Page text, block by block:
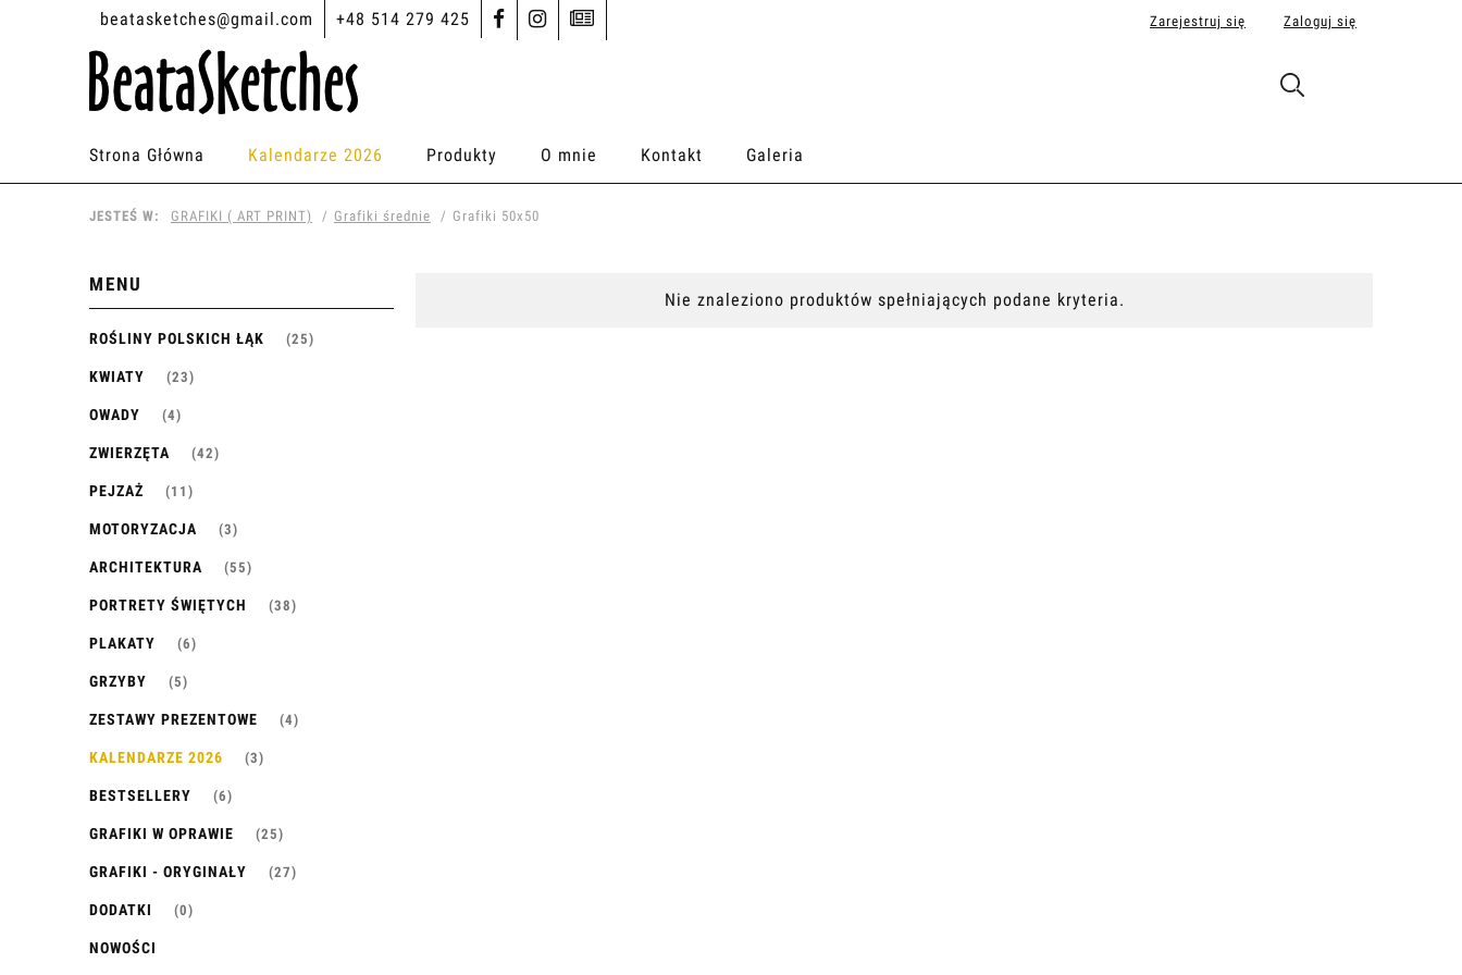
beatasketches@gmail.com +48 514 279 425 Zarejestruj się Zaloguj się
Strona Główna Kalendarze 2026 Produkty O mnie Kontakt Galeria
JESTEŚ W: GRAFIKI ( ART PRINT) Grafiki średnie Grafiki 50x50
MENU
ROŚLINY POLSKICH ŁĄK (25)
KWIATY (23)
OWADY (4)
ZWIERZĘTA (42)
PEJZAŻ (11)
MOTORYZACJA (3)
ARCHITEKTURA (55)
PORTRETY ŚWIĘTYCH (38)
PLAKATY (6)
GRZYBY (5)
ZESTAWY PREZENTOWE (4)
KALENDARZE 2026 (3)
BESTSELLERY (6)
GRAFIKI W OPRAWIE (25)
GRAFIKI - ORYGINAŁY (27)
DODATKI (0)
NOWOŚCI
Nie znaleziono produktów spełniających podane kryteria.